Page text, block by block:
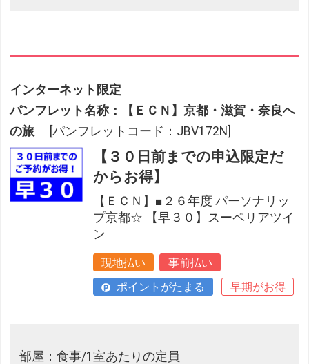
インターネット限定
パンフレット名称：【ＥＣＮ】京都・滋賀・奈良へ
の旅
[パンフレットコード：JBV172N]
【３０日前までの申込限定だ
からお得】
【ＥＣＮ】■２６年度 パーソナリッ
プ京都☆ 【早３０】スーペリアツイ
ン
現地払い
事前払い
ポイントがたまる
早期がお得
部屋：食事/1室あたりの定員